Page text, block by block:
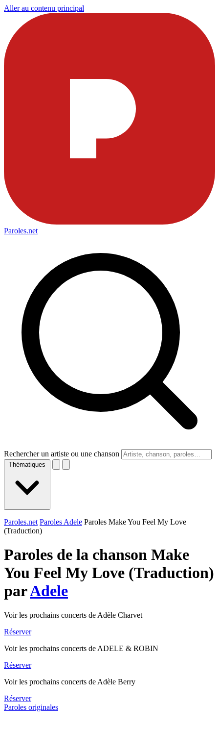
Aller au contenu principal
Paroles.net
Rechercher un artiste ou une chanson
Thématiques
Paroles.net Paroles Adele Paroles Make You Feel My Love
(Traduction)
Paroles de la chanson Make
You Feel My Love (Traduction)
parAdele
Voir les prochains concerts de Adèle Charvet
Réserver
Voir les prochains concerts de ADELE & ROBIN
Réserver
Voir les prochains concerts de Adèle Berry
Réserver
Paroles originales